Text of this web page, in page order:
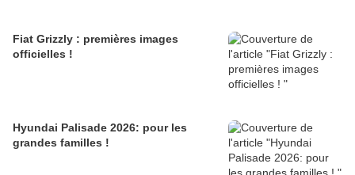
Fiat Grizzly : premières images
officielles !
Hyundai Palisade 2026: pour les
grandes familles !